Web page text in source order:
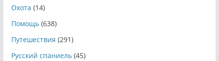
Охота (14)
Помощь(638)
Путешествия (291)
Русский спаниель(45)